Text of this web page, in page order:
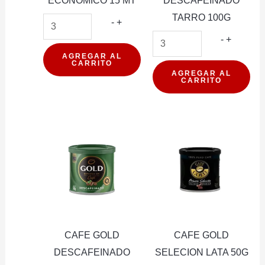
- ALUPLAST
ECONOMICO
15
+
AGREGAR AL
CARRITO
TARRO 100G
- CAFE
TARRO
+
AGREGAR AL
CARRITO
CAFE GOLD
DESCAFEINADO
CAFE GOLD
SELECION LATA 50G